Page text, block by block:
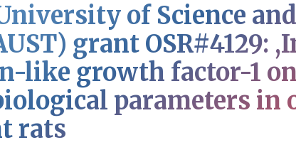
of Science and
grant OSR#4129:
like growth factor-1 on
parameters in
rats